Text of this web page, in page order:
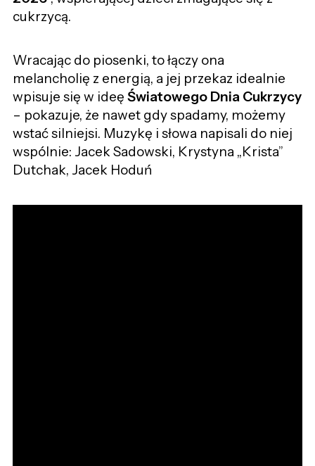
cukrzycą.
Wracając do piosenki, to łączy ona
melancholię z energią, a jej przekaz idealnie
wpisuje się w ideę Światowego Dnia Cukrzycy
– pokazuje, że nawet gdy spadamy, możemy
wstać silniejsi. Muzykę i słowa napisali do niej
wspólnie: Jacek Sadowski, Krystyna „Krista”
Dutchak, Jacek Hoduń